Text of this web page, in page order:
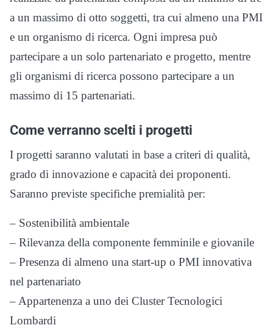
a un massimo di otto soggetti, tra cui almeno una PMI
e un organismo di ricerca. Ogni impresa può
partecipare a un solo partenariato e progetto, mentre
gli organismi di ricerca possono partecipare a un
massimo di 15 partenariati.
Come verranno scelti i progetti
I progetti saranno valutati in base a criteri di qualità,
grado di innovazione e capacità dei proponenti.
Saranno previste specifiche premialità per:
– Sostenibilità ambientale
– Rilevanza della componente femminile e giovanile
– Presenza di almeno una start-up o PMI innovativa
nel partenariato
– Appartenenza a uno dei Cluster Tecnologici
Lombardi